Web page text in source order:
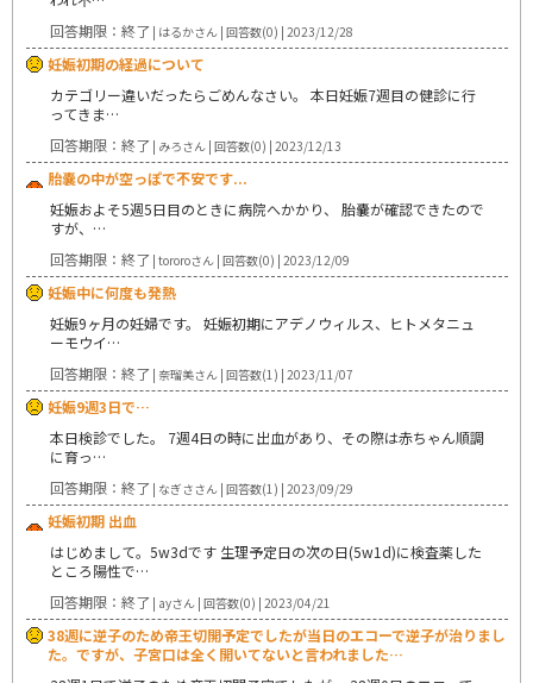
回答期限：終了 | はるかさん | 回答数(0) | 2023/12/28
妊娠初期の経過について
カテゴリー違いだったらごめんなさい。 本日妊娠7週目の健診に行
ってきま…
回答期限：終了 | みろさん | 回答数(0) | 2023/12/13
胎嚢の中が空っぽで不安です...
妊娠およそ5週5日目のときに病院へかかり、 胎嚢が確認できたので
すが、…
回答期限：終了 | tororoさん | 回答数(0) | 2023/12/09
妊娠中に何度も発熱
妊娠9ヶ月の妊婦です。 妊娠初期にアデノウィルス、ヒトメタニュ
ーモウイ…
回答期限：終了 | 奈瑠美さん | 回答数(1) | 2023/11/07
妊娠9週3日で…
本日検診でした。 7週4日の時に出血があり、その際は赤ちゃん順調
に育っ…
回答期限：終了 | なぎささん | 回答数(1) | 2023/09/29
妊娠初期 出血
はじめまして。5w3dです 生理予定日の次の日(5w1d)に検査薬した
ところ陽性で…
回答期限：終了 | ayさん | 回答数(0) | 2023/04/21
38週に逆子のため帝王切開予定でしたが当日のエコーで逆子が治りまし
た。ですが、子宮口は全く開いてないと言われました…